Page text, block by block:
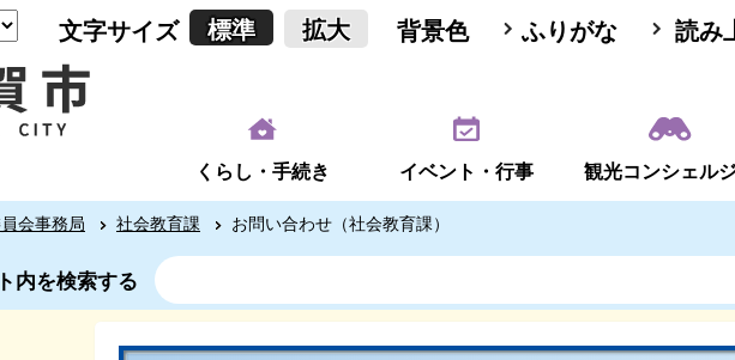
文字サイズ 標準 拡大 背景色 ふりがな 読み
くらし・手続き イベント・行事 観光コンシェル
会事務局 社会教育課 お問い合わせ（社会教育課）
内を検索する